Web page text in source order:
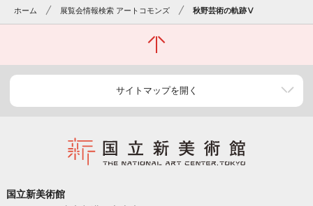
ホーム 展覧会情報検索 アートコモンズ 秋野芸術の軌跡Ⅴ
サイトマップを開く
国立新美術館